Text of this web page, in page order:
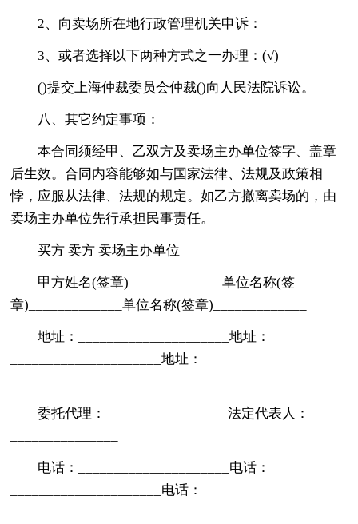
2、向卖场所在地行政管理机关申诉：
3、或者选择以下两种方式之一办理：(√)
()提交上海仲裁委员会仲裁()向人民法院诉讼。
八、其它约定事项：
本合同须经甲、乙双方及卖场主办单位签字、盖章
后生效。合同内容能够如与国家法律、法规及政策相
悖，应服从法律、法规的规定。如乙方撤离卖场的，由
卖场主办单位先行承担民事责任。
买方 卖方 卖场主办单位
甲方姓名(签章)_____________单位名称(签
章)_____________单位名称(签章)_____________
地址：_____________________地址：
_____________________地址：
委托代理：_________________法定代表人：
电话：_____________________电话：
_____________________电话：